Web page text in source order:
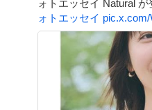
ォトエッセイ Natural
ォトエッセイ